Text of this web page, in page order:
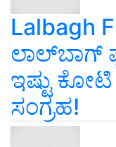
Lalbagh
ಲಾಲ್‌ಬಾಗ್
ಇಷ್ಟು
ಸಂಗ್ರಹ!